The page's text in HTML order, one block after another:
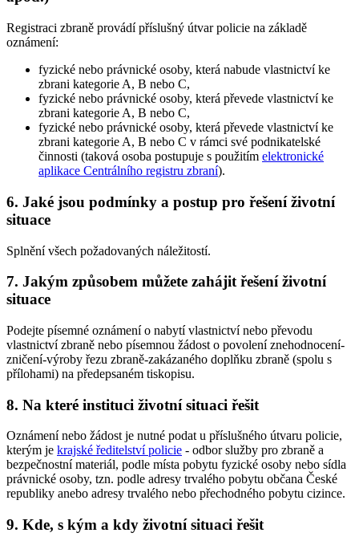
Registraci zbraně provádí příslušný útvar policie na základě
oznámení:
fyzické nebo právnické osoby, která nabude vlastnictví ke
zbrani kategorie A, B nebo C,
fyzické nebo právnické osoby, která převede vlastnictví ke
zbrani kategorie A, B nebo C,
fyzické nebo právnické osoby, která převede vlastnictví ke
zbrani kategorie A, B nebo C v rámci své podnikatelské
činnosti (taková osoba postupuje s použitím elektronické
aplikace Centrálního registru zbraní).
6. Jaké jsou podmínky a postup pro řešení životní
situace
Splnění všech požadovaných náležitostí.
7. Jakým způsobem můžete zahájit řešení životní
situace
Podejte písemné oznámení o nabytí vlastnictví nebo převodu
vlastnictví zbraně nebo písemnou žádost o povolení znehodnocení-
zničení-výroby řezu zbraně-zakázaného doplňku zbraně (spolu s
přílohami) na předepsaném tiskopisu.
8. Na které instituci životní situaci řešit
Oznámení nebo žádost je nutné podat u příslušného útvaru policie,
kterým je krajské ředitelství policie - odbor služby pro zbraně a
bezpečnostní materiál, podle místa pobytu fyzické osoby nebo sídla
právnické osoby, tzn. podle adresy trvalého pobytu občana České
republiky anebo adresy trvalého nebo přechodného pobytu cizince.
9. Kde, s kým a kdy životní situaci řešit